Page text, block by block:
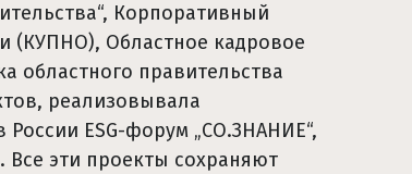
Корпоративный
(КУПНО), Областное кадровое
областного правительства
реализовывала
ESG-форум „СО.ЗНАНИЕ“,
эти проекты сохраняют